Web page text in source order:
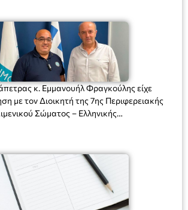
κ. Εμμανουήλ Φραγκούλης είχε
με τον Διοικητή της 7ης Περιφερειακής
Σώματος – Ελληνικής
ΕΛ.ΑΚΤ.), Αρχιπλοίαρχο Λ.Σ. κ. Ιωάννη